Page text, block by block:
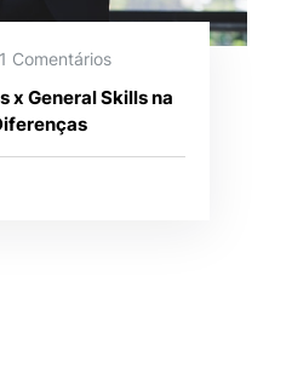
1 Comentários
x General Skills na